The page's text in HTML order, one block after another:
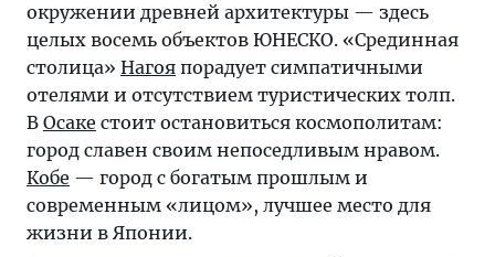
окружении древней архитектуры — здесь
целых восемь объектов ЮНЕСКО. «Срединная
столица» Нагоя порадует симпатичными
отелями и отсутствием туристических толп.
В Осаке стоит остановиться космополитам:
город славен своим непоседливым нравом.
Кобе — город с богатым прошлым и
современным «лицом», лучшее место для
жизни в Японии.